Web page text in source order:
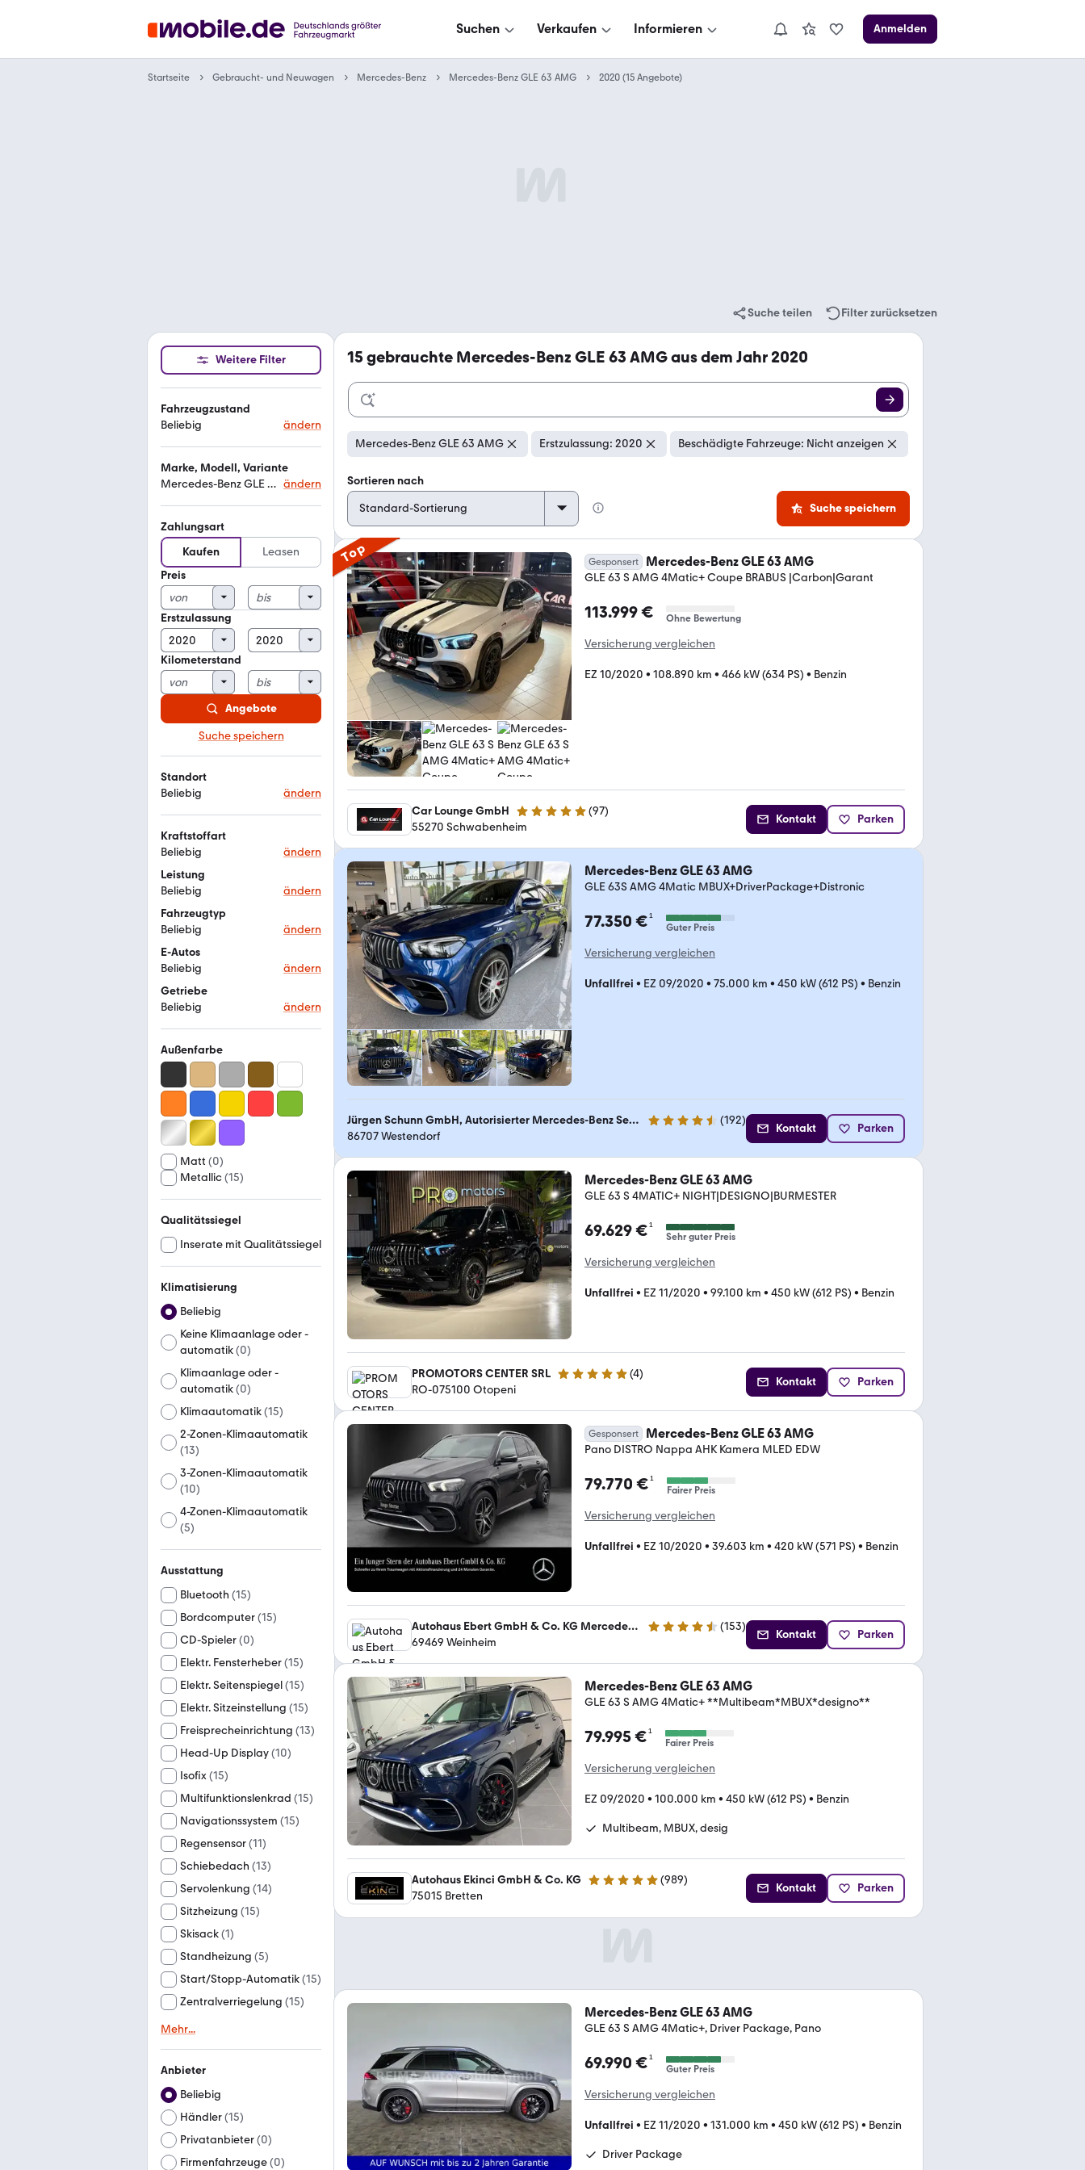
Suchen Verkaufen Informieren Anmelden
Startseite Gebraucht- und Neuwagen Mercedes-Benz Mercedes-Benz GLE 63 AMG 2020 (15 Angebote)
Suche teilen Filter zurücksetzen
Weitere Filter
Fahrzeugzustand
Beliebig
ändern
Marke, Modell, Variante
Mercedes-Benz GLE 63 AMG ändern
Zahlungsart
Kaufen
Leasen
Preis
Erstzulassung
Kilometerstand
Angebote
Suche speichern
Standort
Beliebig
ändern
Kraftstoffart
Beliebig
ändern
Leistung
Beliebig
ändern
Fahrzeugtyp
Beliebig
ändern
E-Autos
Beliebig
ändern
Getriebe
Beliebig
ändern
Außenfarbe
Matt (0)
Metallic(15)
Qualitätssiegel
Inserate mit Qualitätssiegel
Klimatisierung
Beliebig
Keine Klimaanlage oder -
automatik(0)
Klimaanlage oder -
automatik(0)
Klimaautomatik(15)
2-Zonen-Klimaautomatik
(13)
3-Zonen-Klimaautomatik
(10)
4-Zonen-Klimaautomatik
(5)
Ausstattung
Bluetooth (15)
Bordcomputer(15)
CD-Spieler(0)
Elektr. Fensterheber(15)
Elektr. Seitenspiegel(15)
Elektr. Sitzeinstellung (15)
Freisprecheinrichtung (13)
Head-Up Display(10)
Isofix(15)
Multifunktionslenkrad (15)
Navigationssystem (15)
Regensensor(11)
Schiebedach (13)
Servolenkung (14)
Sitzheizung (15)
Skisack(1)
Standheizung (5)
Start/Stopp-Automatik(15)
Zentralverriegelung (15)
Mehr...
Anbieter
Beliebig
Händler(15)
Privatanbieter(0)
Firmenfahrzeuge(0)
15gebrauchte Mercedes-Benz GLE 63 AMG aus dem Jahr 2020
Mercedes-Benz GLE 63 AMG Erstzulassung: 2020 Beschädigte Fahrzeuge: Nicht anzeigen
Sortieren nach
Suche speichern
Top Gesponsert Mercedes-Benz GLE 63 AMG
GLE 63 S AMG 4Matic+ Coupe BRABUS |Carbon|Garant
113.999 € Ohne Bewertung
Versicherung vergleichen
EZ 10/2020 • 108.890 km • 466 kW (634 PS) • Benzin
Car Lounge GmbH 4.9 Sterne (97)
55270 Schwabenheim
Kontakt Parken
Mercedes-Benz GLE 63 AMG
GLE 63S AMG 4Matic MBUX+DriverPackage+Distronic
77.350 €¹
Guter Preis
Versicherung vergleichen
Unfallfrei • EZ 09/2020 • 75.000 km • 450 kW (612 PS) • Benzin
Jürgen Schunn GmbH, Autorisierter Mercedes-Benz Service 4.7 Sterne (192)
86707 Westendorf
Kontakt Parken
Mercedes-Benz GLE 63 AMG
GLE 63 S 4MATIC+ NIGHT|DESIGNO|BURMESTER
69.629 €¹
Sehr guter Preis
Versicherung vergleichen
Unfallfrei • EZ 11/2020 • 99.100 km • 450 kW (612 PS) • Benzin
PROMOTORS CENTER SRL 5 Sterne (4)
RO-075100 Otopeni
Kontakt Parken
Gesponsert Mercedes-Benz GLE 63 AMG
Pano DISTRO Nappa AHK Kamera MLED EDW
79.770 €¹
Fairer Preis
Versicherung vergleichen
Unfallfrei • EZ 10/2020 • 39.603 km • 420 kW (571 PS) • Benzin
Autohaus Ebert GmbH & Co. KG Mercedes-Benz Verkauf 4.6 Sterne (153)
69469 Weinheim
Kontakt Parken
Mercedes-Benz GLE 63 AMG
GLE 63 S AMG 4Matic+ **Multibeam*MBUX*designo**
79.995 €¹
Fairer Preis
Versicherung vergleichen
EZ 09/2020 • 100.000 km • 450 kW (612 PS) • Benzin
Multibeam, MBUX, desig
Autohaus Ekinci GmbH & Co. KG 4.8 Sterne (989)
75015 Bretten
Kontakt Parken
Mercedes-Benz GLE 63 AMG
GLE 63 S AMG 4Matic+, Driver Package, Pano
69.990 €¹
Guter Preis
Versicherung vergleichen
Unfallfrei • EZ 11/2020 • 131.000 km • 450 kW (612 PS) • Benzin
Driver Package